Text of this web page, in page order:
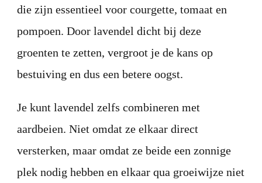
die zijn essentieel voor courgette, tomaat en
pompoen. Door lavendel dicht bij deze
groenten te zetten, vergroot je de kans op
bestuiving en dus een betere oogst.
Je kunt lavendel zelfs combineren met
aardbeien. Niet omdat ze elkaar direct
versterken, maar omdat ze beide een zonnige
plek nodig hebben en elkaar qua groeiwijze niet